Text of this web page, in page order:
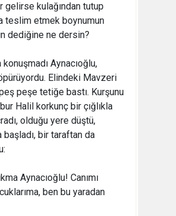
gelirse kulağından tutup
teslim etmek boynumun
dediğine ne dersin?
Aynacıoğlu,
Elindeki Mavzeri
peşe tetiğe bastı. Kurşunu
Halil korkunç bir çığlıkla
olduğu yere düştü,
başladı, bir taraftan da
Aynacıoğlu! Canımı
ben bu yaradan